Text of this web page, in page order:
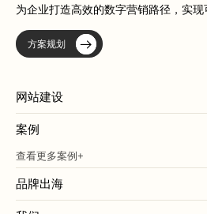
为企业打造高效的数字营销路径，实现
方案规划
网站建设
案例
查看更多案例+
品牌出海